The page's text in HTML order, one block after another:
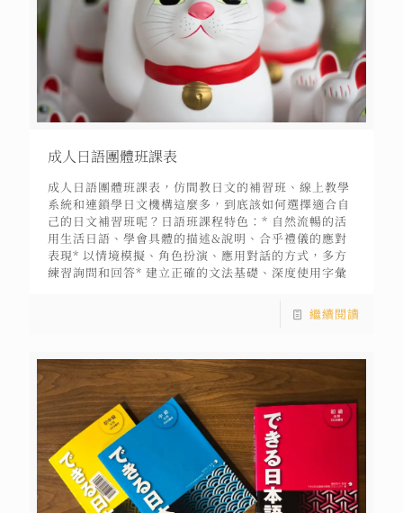
成人日語團體班課表
成人日語團體班課表，仿間教日文的補習班、線上教學
系統和連鎖學日文機構這麼多，到底該如何選擇適合自
己的日文補習班呢？日語班課程特色：* 自然流暢的活
用生活日語、學會具體的描述&說明、合乎禮儀的應對
表現* 以情境模擬、角色扮演、應用對話的方式，多方
練習詢問和回答* 建立正確的文法基礎、深度使用字彙
繼續閱讀